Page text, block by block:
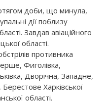
доби, що минула,
дії поблизу
Завдав авіаційного
області.
противника
Фиголівка,
Дворічна, Западне,
Берестове Харківської
області.